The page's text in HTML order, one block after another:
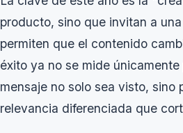
producto, sino que invitan a
permiten que el contenido
éxito ya no se mide
mensaje no solo sea visto,
relevancia diferenciada que